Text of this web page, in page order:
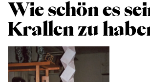
Wie schön es
Krallen zu